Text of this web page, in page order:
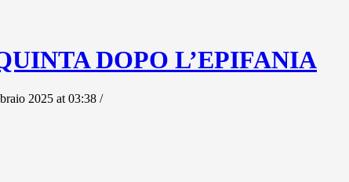
DOPO L’EPIFANIA
2025 at 03:38 /